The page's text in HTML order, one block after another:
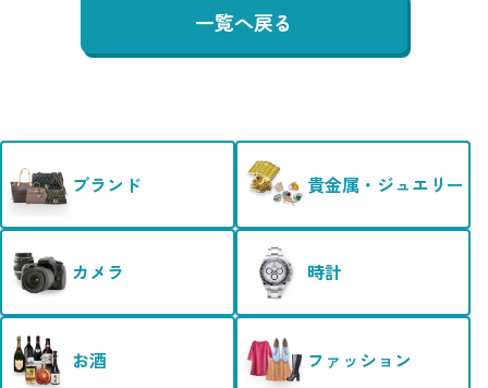
一覧へ戻る
ブランド 貴金属・ジュエリー
カメラ 時計
お酒 ファッション